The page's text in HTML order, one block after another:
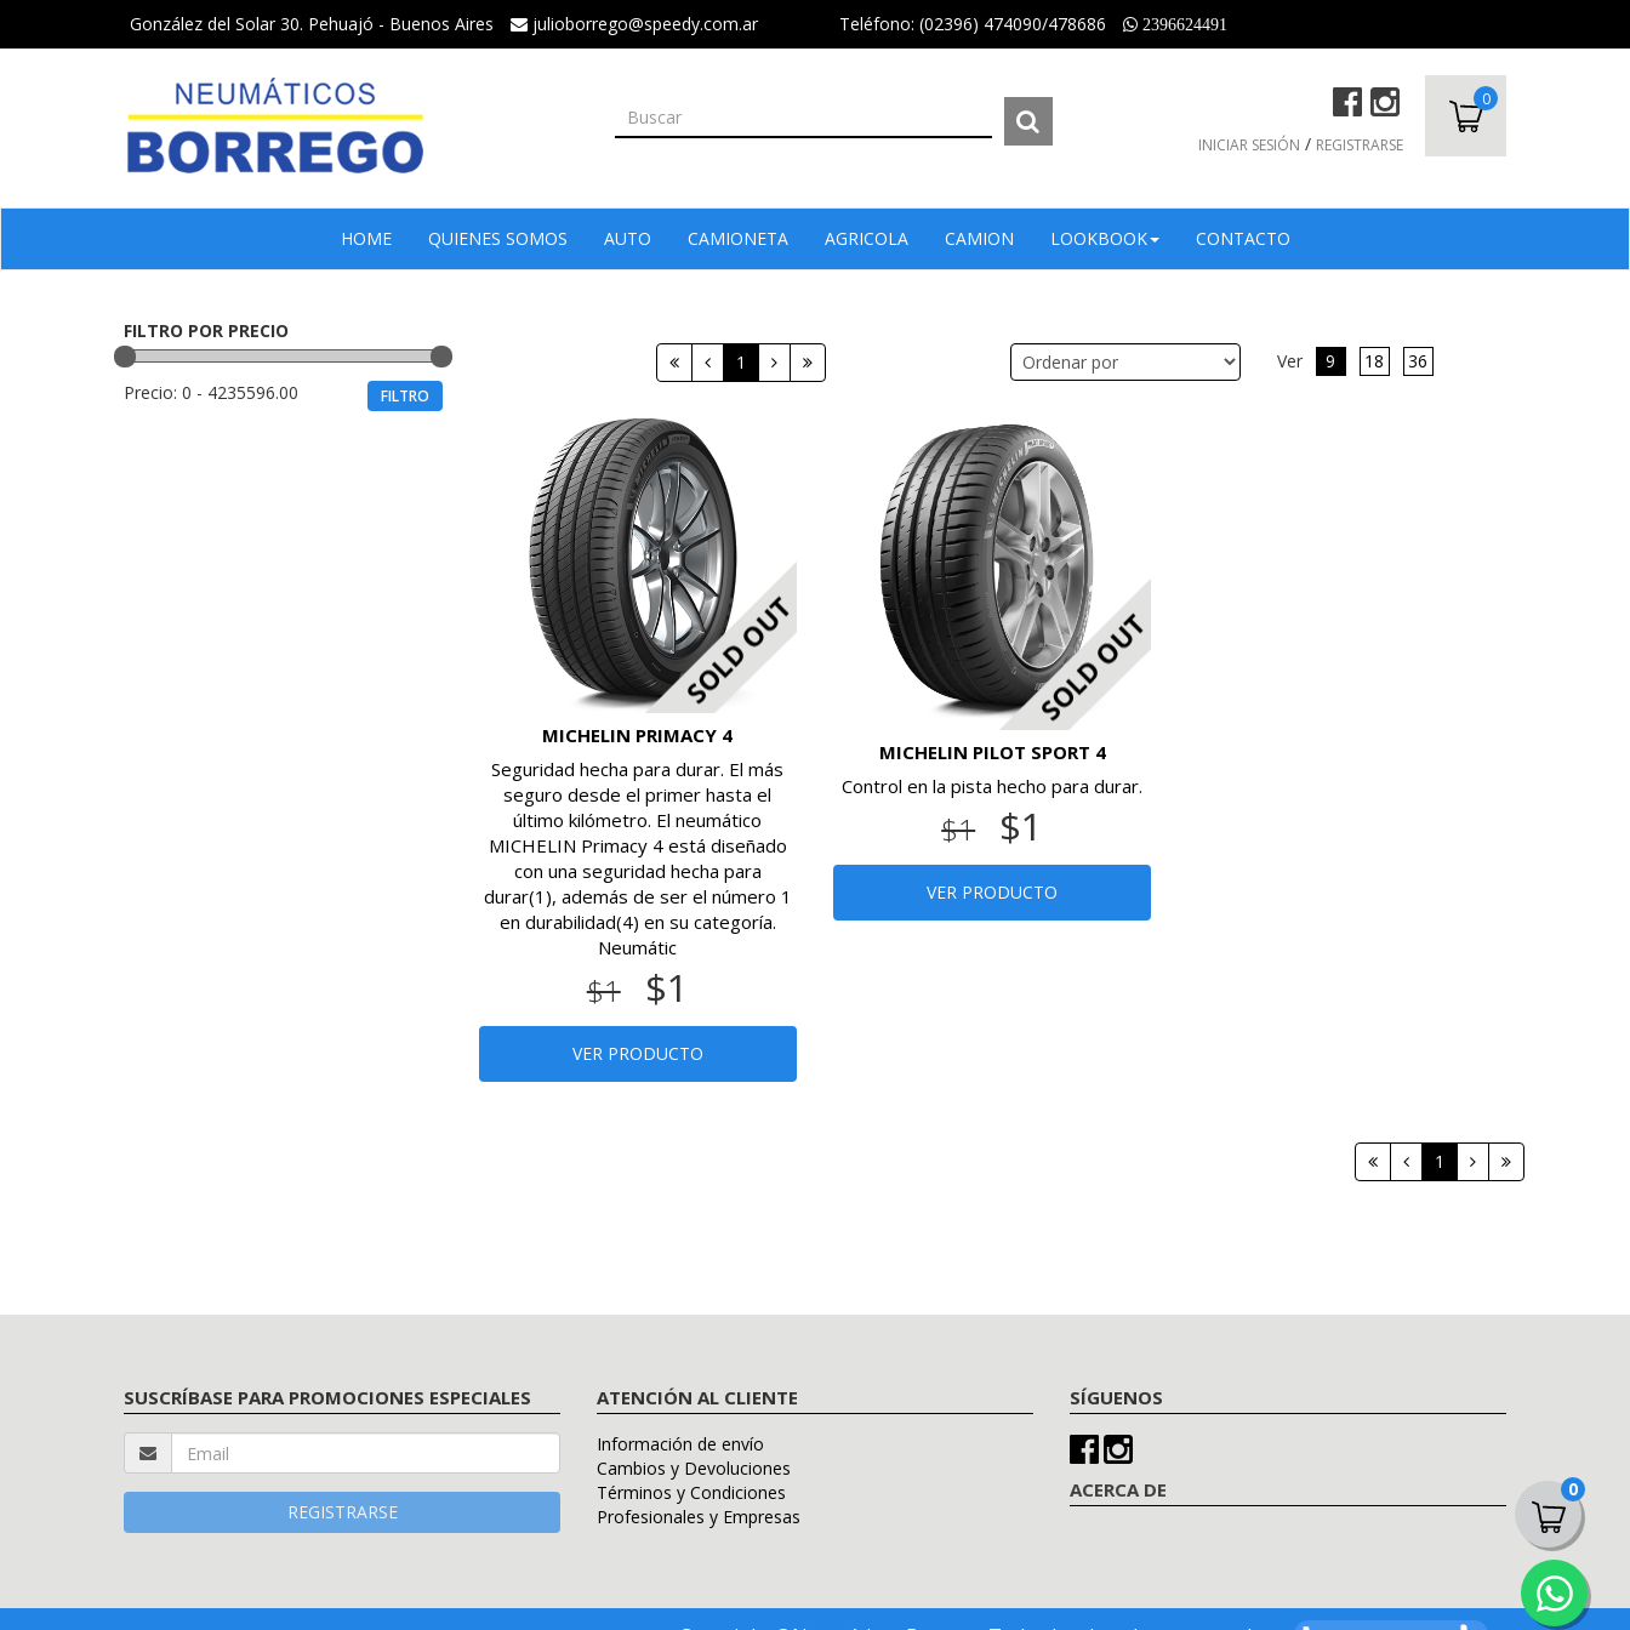
González del Solar 30. Pehuajó - Buenos Aires julioborrego@speedy.com.ar Teléfono: (02396) 474090/478686 2396624491
INICIAR SESIÓN / REGISTRARSE
0
SU PEDIDO
HOME QUIENES SOMOS AUTO CAMIONETA AGRICOLA CAMION LOOKBOOK CONTACTO
FILTRO POR PRECIO
Precio: 0 - 4235596.00
1 Ver 9 18 36
MICHELIN PRIMACY 4
Seguridad hecha para durar. El más
seguro desde el primer hasta el
último kilómetro. El neumático
MICHELIN Primacy 4 está diseñado
con una seguridad hecha para
durar(1), además de ser el número 1
en durabilidad(4) en su categoría.
Neumátic
$1 $1
VER PRODUCTO
MICHELIN PILOT SPORT 4
Control en la pista hecho para durar.
$1 $1
VER PRODUCTO
1
SUSCRÍBASE PARA PROMOCIONES ESPECIALES ATENCIÓN AL CLIENTE
Información de envío
Cambios y Devoluciones
Términos y Condiciones
Profesionales y Empresas
SÍGUENOS
ACERCA DE 0